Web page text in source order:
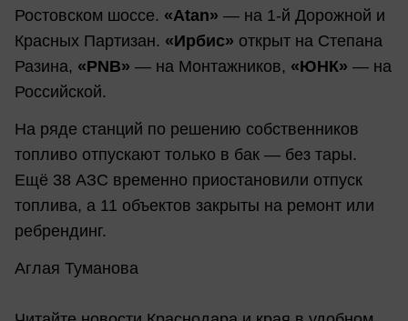
Ростовском шоссе. «Atan» — на 1-й Дорожной и
Красных Партизан. «Ирбис» открыт на Степана
Разина, «PNB» — на Монтажников, «ЮНК» — на
Российской.
На ряде станций по решению собственников
топливо отпускают только в бак — без тары.
Ещё 38 АЗС временно приостановили отпуск
топлива, а 11 объектов закрыты на ремонт или
ребрендинг.
Аглая Туманова